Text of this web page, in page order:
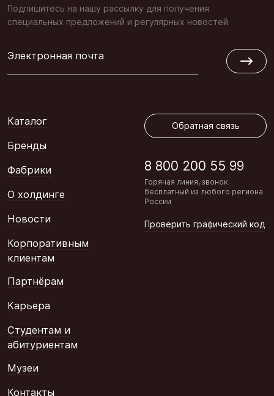
Подпишитесь на нашу рассылку для получения
специальных предложений и регулярных новостей
Электронная почта
Каталог
Бренды
Фабрики
О холдинге
Новости
Корпоративным
клиентам
Партнёрам
Карьера
Студентам и
абитуриентам
Музеи
Контакты
Обратная связь
8 800 200 55 99
Горячая линия, звонок
бесплатный из любого региона
России
Проверить графический код